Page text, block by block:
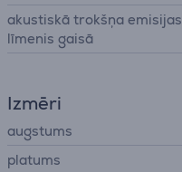
akustiskā trokšņa emisijas
līmenis gaisā
Izmēri
augstums
platums